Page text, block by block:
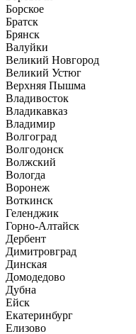
Борское
Братск
Брянск
Валуйки
Великий Новгород
Великий Устюг
Верхняя Пышма
Владивосток
Владикавказ
Владимир
Волгоград
Волгодонск
Волжский
Вологда
Воронеж
Воткинск
Геленджик
Горно-Алтайск
Дербент
Димитровград
Динская
Домодедово
Дубна
Ейск
Екатеринбург
Елизово